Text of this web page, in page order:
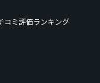
コミ評価ランキング